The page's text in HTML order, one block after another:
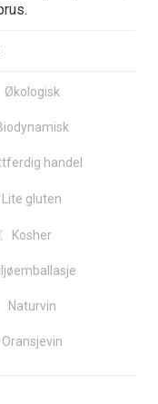
Økologisk
handel
Lite gluten
Kosher
Naturvin
Oransjevin